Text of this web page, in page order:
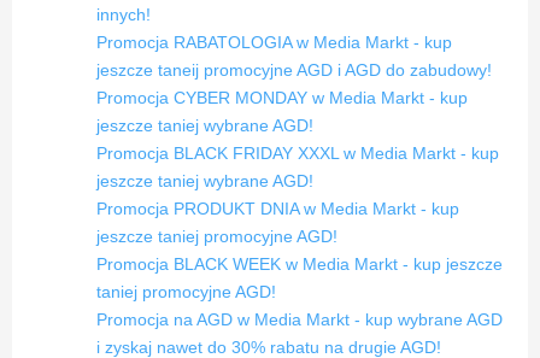
innych!
Promocja RABATOLOGIA w Media Markt - kup
jeszcze taneij promocyjne AGD i AGD do zabudowy!
Promocja CYBER MONDAY w Media Markt - kup
jeszcze taniej wybrane AGD!
Promocja BLACK FRIDAY XXXL w Media Markt - kup
jeszcze taniej wybrane AGD!
Promocja PRODUKT DNIA w Media Markt - kup
jeszcze taniej promocyjne AGD!
Promocja BLACK WEEK w Media Markt - kup jeszcze
taniej promocyjne AGD!
Promocja na AGD w Media Markt - kup wybrane AGD
i zyskaj nawet do 30% rabatu na drugie AGD!